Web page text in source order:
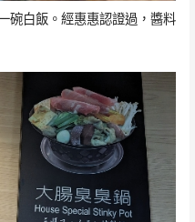
碗白飯。經惠惠認證過，醬料